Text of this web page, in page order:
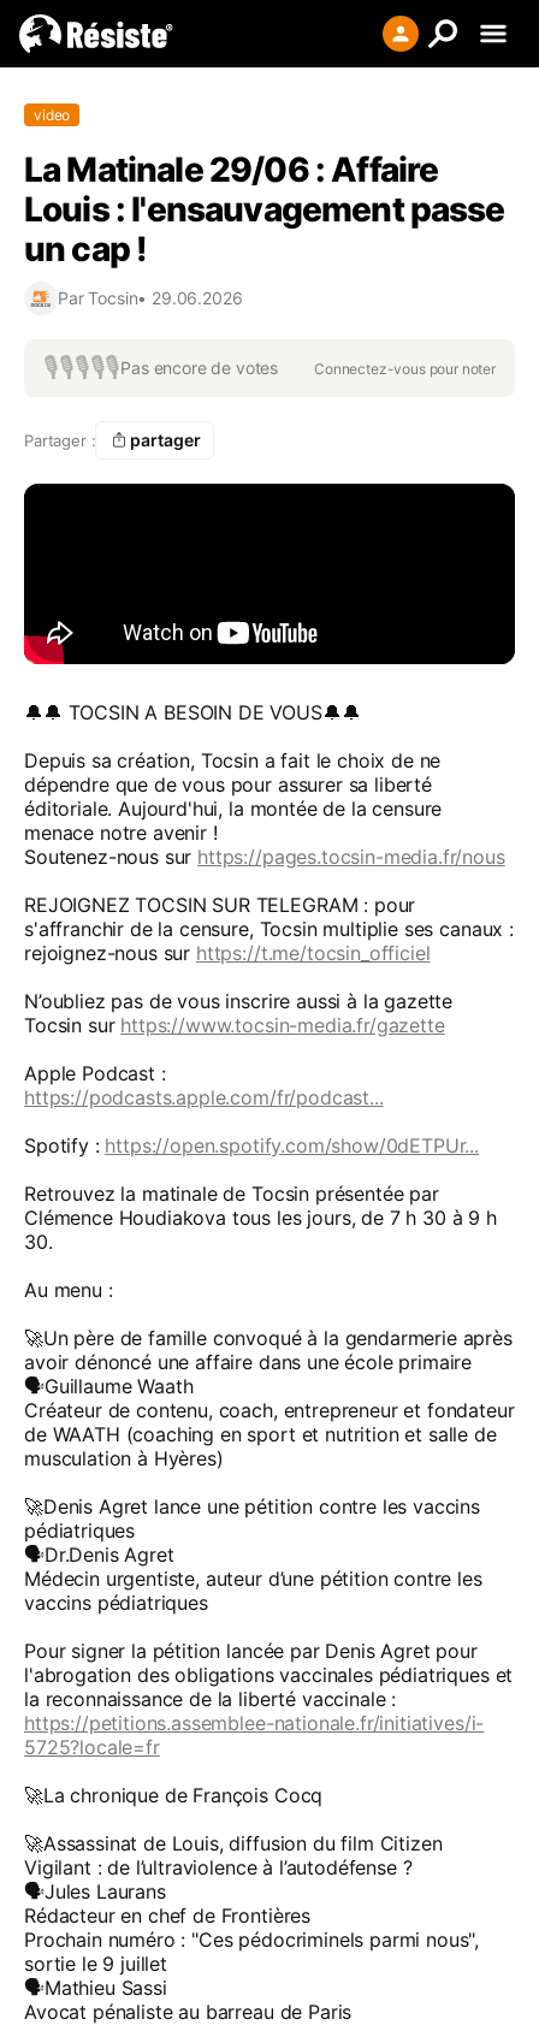
S'enregistrer
video
La Matinale 29/06 : Affaire
Louis : l'ensauvagement passe
un cap !
ParTocsin• 29.06.2026
🎙️🎙️🎙️🎙️🎙️Pas encore de votes Connectez-vous pour noter
Partager : partager
🔔🔔 TOCSIN A BESOIN DE VOUS🔔🔔
Depuis sa création, Tocsin a fait le choix de ne
dépendre que de vous pour assurer sa liberté
éditoriale. Aujourd'hui, la montée de la censure
menace notre avenir !
Soutenez-nous sur https://pages.tocsin-media.fr/nous
REJOIGNEZ TOCSIN SUR TELEGRAM : pour
s'affranchir de la censure, Tocsin multiplie ses canaux :
rejoignez-nous sur https://t.me/tocsin_officiel
N’oubliez pas de vous inscrire aussi à la gazette
Tocsin sur https://www.tocsin-media.fr/gazette
Apple Podcast :
https://podcasts.apple.com/fr/podcast...
Spotify : https://open.spotify.com/show/0dETPUr...
Retrouvez la matinale de Tocsin présentée par
Clémence Houdiakova tous les jours, de 7 h 30 à 9 h
30.
Au menu :
🚀Un père de famille convoqué à la gendarmerie après
avoir dénoncé une affaire dans une école primaire
🗣️Guillaume Waath
Créateur de contenu, coach, entrepreneur et fondateur
de WAATH (coaching en sport et nutrition et salle de
musculation à Hyères)
🚀Denis Agret lance une pétition contre les vaccins
pédiatriques
🗣️Dr.Denis Agret
Médecin urgentiste, auteur d’une pétition contre les
vaccins pédiatriques
Pour signer la pétition lancée par Denis Agret pour
l'abrogation des obligations vaccinales pédiatriques et
la reconnaissance de la liberté vaccinale :
https://petitions.assemblee-nationale.fr/initiatives/i-
5725?locale=fr
🚀La chronique de François Cocq
🚀Assassinat de Louis, diffusion du film Citizen
Vigilant : de l’ultraviolence à l’autodéfense ?
🗣️Jules Laurans
Rédacteur en chef de Frontières
Prochain numéro : "Ces pédocriminels parmi nous",
sortie le 9 juillet
🗣️Mathieu Sassi
Avocat pénaliste au barreau de Paris